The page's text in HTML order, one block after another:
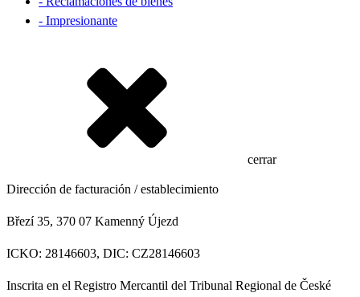
- Impresionante
cerrar
Dirección de facturación / establecimiento
Březí 35, 370 07 Kamenný Újezd
ICKO: 28146603, DIC: CZ28146603
Inscrita en el Registro Mercantil del Tribunal Regional de České